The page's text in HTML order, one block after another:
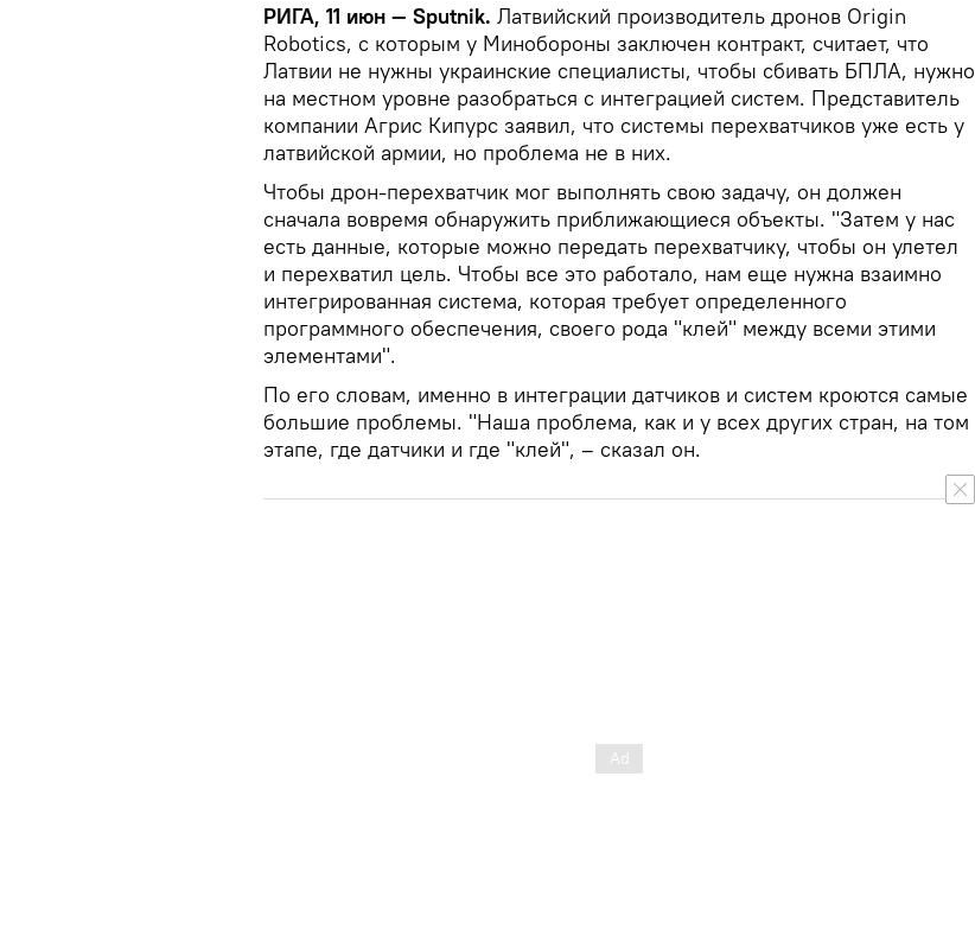
РИГА, 11 июн — Sputnik. Латвийский производитель дронов Origin
Robotics, с которым у Минобороны заключен контракт, считает, что
Латвии не нужны украинские специалисты, чтобы сбивать БПЛА, нужно
на местном уровне разобраться с интеграцией систем. Представитель
компании Агрис Кипурс заявил, что системы перехватчиков уже есть у
латвийской армии, но проблема не в них.
Чтобы дрон-перехватчик мог выполнять свою задачу, он должен
сначала вовремя обнаружить приближающиеся объекты. "Затем у нас
есть данные, которые можно передать перехватчику, чтобы он улетел
и перехватил цель. Чтобы все это работало, нам еще нужна взаимно
интегрированная система, которая требует определенного
программного обеспечения, своего рода "клей" между всеми этими
элементами".
По его словам, именно в интеграции датчиков и систем кроются самые
большие проблемы. "Наша проблема, как и у всех других стран, на том
этапе, где датчики и где "клей", – сказал он.